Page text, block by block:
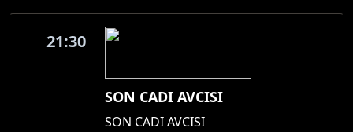
21:30
SON CADI AVCISI
SON CADI AVCISI